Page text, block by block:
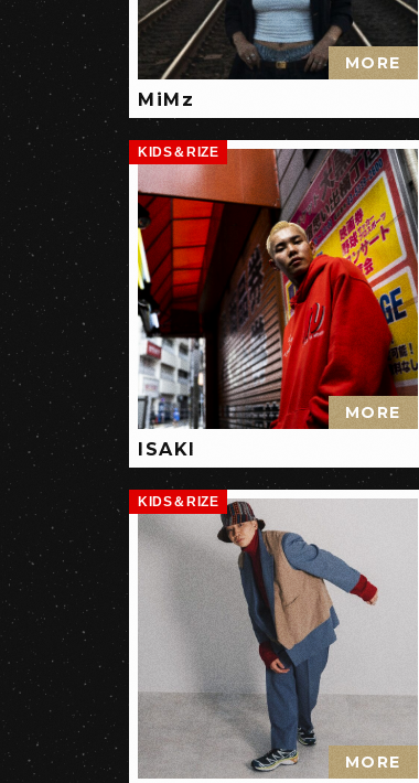
MORE
MiMz
MORE
KIDS＆RIZE
ISAKI
MORE
KIDS＆RIZE